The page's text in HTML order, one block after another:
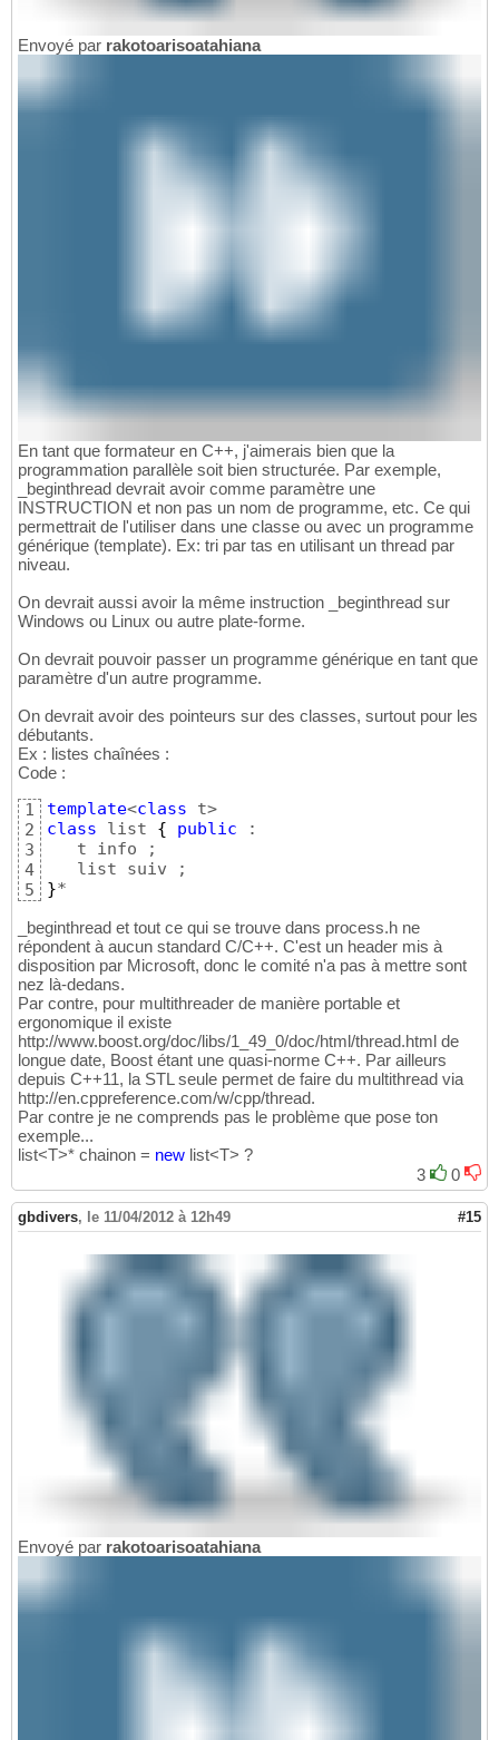
Envoyé par rakotoarisoatahiana
En tant que formateur en C++, j'aimerais bien que la
programmation parallèle soit bien structurée. Par exemple,
_beginthread devrait avoir comme paramètre une
INSTRUCTION et non pas un nom de programme, etc. Ce qui
permettrait de l'utiliser dans une classe ou avec un programme
générique (template). Ex: tri par tas en utilisant un thread par
niveau.
On devrait aussi avoir la même instruction _beginthread sur
Windows ou Linux ou autre plate-forme.
On devrait pouvoir passer un programme générique en tant que
paramètre d'un autre programme.
On devrait avoir des pointeurs sur des classes, surtout pour les
débutants.
Ex : listes chaînées :
Code :
1
2
3
4
5
template<class
class list { public :
   t info ;
}*
_beginthread et tout ce qui se trouve dans process.h ne
répondent à aucun standard C/C++. C'est un header mis à
disposition par Microsoft, donc le comité n'a pas à mettre sont
nez là-dedans.
Par contre, pour multithreader de manière portable et
ergonomique il existe
http://www.boost.org/doc/libs/1_49_0/doc/html/thread.html de
longue date, Boost étant une quasi-norme C++. Par ailleurs
depuis C++11, la STL seule permet de faire du multithread via
http://en.cppreference.com/w/cpp/thread.
Par contre je ne comprends pas le problème que pose ton
exemple...
list<T>* chainon = new list<T> ?
3
0
gbdivers, le 11/04/2012 à 12h49 #15
Envoyé par rakotoarisoatahiana